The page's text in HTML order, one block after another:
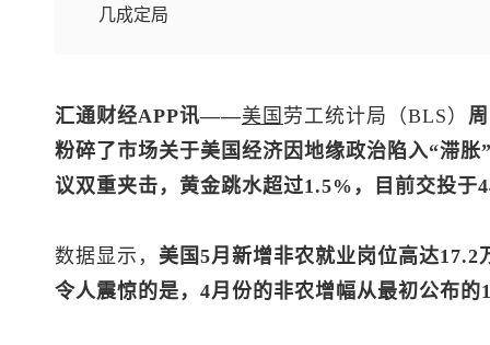
几成定局
汇通财经APP讯——美国 劳工统计局（BLS）
粉碎了市场关于美国经济因地缘政治陷入“滞
议双重夹击，黄金跳水超过1.5%，目前交投于
数据显示， 美国5月新增非农就业岗位高达
令人震惊的是，4月份的非农增幅从最初公布